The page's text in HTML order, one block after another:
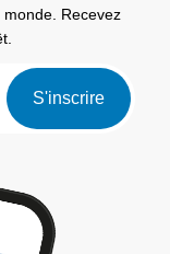
Recevez
S'inscrire